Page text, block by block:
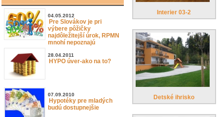
04.05.2012
Pre Slovákov je pri
výbere pôžičky
najdôležitejší úrok, RPMN
mnohí nepoznajú
28.04.2011
HYPO úver-ako na to?
07.09.2010
Hypotéky pre mladých
budú dostupnejšie
Interier 03-2
Detské ihrisko